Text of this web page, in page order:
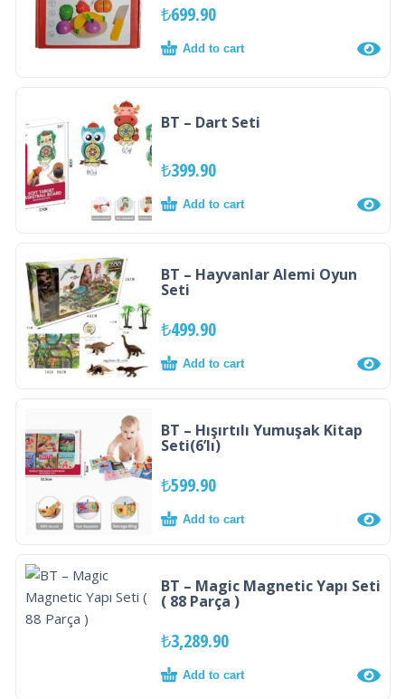
₺699.90
Add to cart
BT – Dart Seti
₺399.90
Add to cart
BT – Hayvanlar Alemi Oyun
Seti
₺499.90
Add to cart
BT – Hışırtılı Yumuşak Kitap
Seti(6’lı)
₺599.90
Add to cart
BT – Magic Magnetic Yapı Seti
( 88 Parça )
₺3,289.90
Add to cart